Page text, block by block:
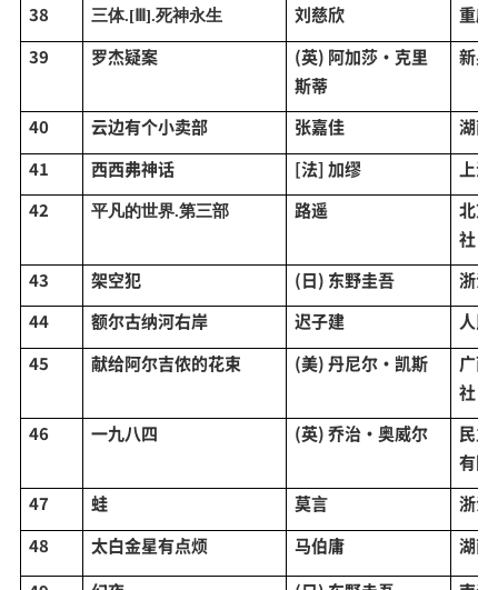
38
三体.[Ⅲ].死神永生 刘慈欣
重庆
39
罗杰疑案
(英) 阿加莎·克里
斯蒂
新星
40 云边有个小卖部 张嘉佳
湖南
41
西西弗神话 [法] 加缪
上
42
平凡的世界.第三部 路遥
北京
社
43
架空犯 (日) 东野圭吾
浙江
44
额尔古纳河右岸 迟子建
人
45
献给阿尔吉侬的花束 (美) 丹尼尔·凯斯
广西
社
46
一九八四 (英) 乔治·奥威尔
民主
有限
47
蛙 莫言
浙江
48
太白金星有点烦 马伯庸
湖南